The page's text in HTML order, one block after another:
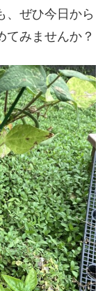
、ぜひ今日から
てみませんか？